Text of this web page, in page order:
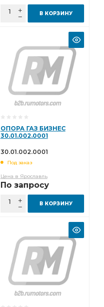
В КОРЗИНУ
ОПОРА ГАЗ БИЗНЕС
30.01.002.0001
30.01.002.0001
Под заказ
Цена в Ярославль
По запросу
В КОРЗИНУ